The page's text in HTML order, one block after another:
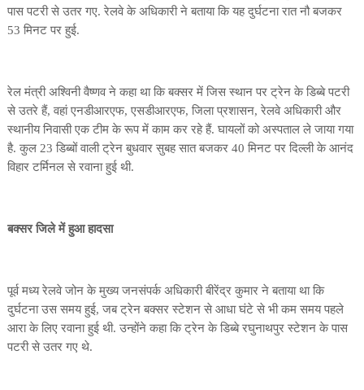
पास पटरी से उतर गए. रेलवे के अधिकारी ने बताया कि यह दुर्घटना रात नौ बजकर
53 मिनट पर हुई.
रेल मंत्री अश्विनी वैष्णव ने कहा था कि बक्सर में जिस स्थान पर ट्रेन के डिब्बे पटरी
से उतरे हैं, वहां एनडीआरएफ, एसडीआरएफ, जिला प्रशासन, रेलवे अधिकारी और
स्थानीय निवासी एक टीम के रूप में काम कर रहे हैं. घायलों को अस्पताल ले जाया गया
है. कुल 23 डिब्बों वाली ट्रेन बुधवार सुबह सात बजकर 40 मिनट पर दिल्ली के आनंद
विहार टर्मिनल से रवाना हुई थी.
बक्सर जिले में हुआ हादसा
पूर्व मध्य रेलवे जोन के मुख्य जनसंपर्क अधिकारी बीरेंद्र कुमार ने बताया था कि
दुर्घटना उस समय हुई, जब ट्रेन बक्सर स्टेशन से आधा घंटे से भी कम समय पहले
आरा के लिए रवाना हुई थी. उन्होंने कहा कि ट्रेन के डिब्बे रघुनाथपुर स्टेशन के पास
पटरी से उतर गए थे.